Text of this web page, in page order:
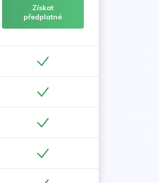
Získat
předplatné